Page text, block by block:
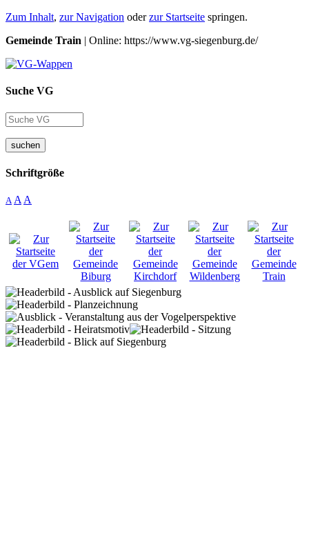
Zum Inhalt, zur Navigation oderzur Startseite springen.
Gemeinde Train | Online: https://www.vg-siegenburg.de/
Suche VG
suchen
Schriftgröße
A A A